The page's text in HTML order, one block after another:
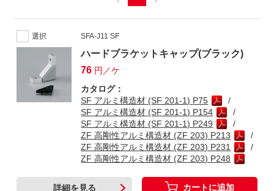
選択 SFA-J11 SF
ハードブラケットキャップ(ブラック)
76 円／ケ
カタログ：
SF アルミ構造材 (SF 201-1) P75
SF アルミ構造材 (SF 201-1) P154
SF アルミ構造材 (SF 201-1) P249
ZF 高剛性アルミ構造材 (ZF 203) P213
ZF 高剛性アルミ構造材 (ZF 203) P231
ZF 高剛性アルミ構造材 (ZF 203) P248
詳細を見る カートに追加